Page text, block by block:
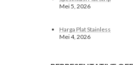
Mei 5, 2026
Harga Plat Stainless
Mei 4, 2026